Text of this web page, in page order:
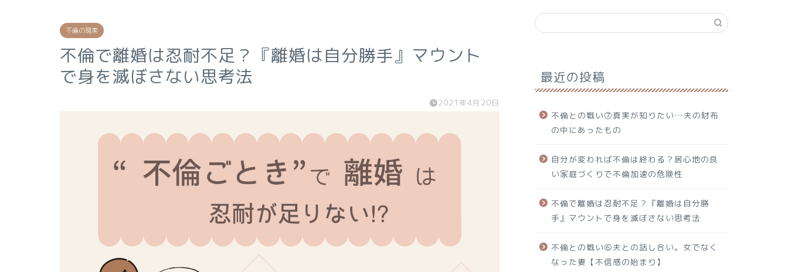
不倫の現実
不倫で離婚は忍耐不足？『離婚は自分勝手』マウント
で身を滅ぼさない思考法
2021年4月20日
最近の投稿
不倫との戦い⑦真実が知りたい…夫の財布
の中にあったもの
自分が変われば不倫は終わる？居心地の良
い家庭づくりで不倫加速の危険性
不倫で離婚は忍耐不足？『離婚は自分勝
手』マウントで身を滅ぼさない思考法
不倫との戦い⑥夫との話し合い。女でなく
なった妻【不信感の始まり】